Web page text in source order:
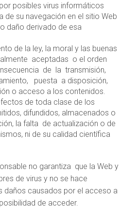
posibles virus informáticos
de su navegación en el sitio Web
daño derivado de esa
de la ley, la moral y las buenas
aceptadas o el orden
de la transmisión,
puesta a disposición,
o acceso a los contenidos.
de toda clase de los
difundidos, almacenados o
la falta de actualización o de
ni de su calidad científica
no garantiza que la Web y
de virus y no se hace
daños causados por el acceso a
de acceder.